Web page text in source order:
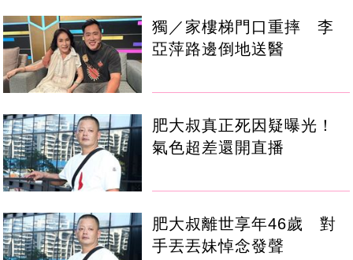
獨／家樓梯門口重摔 李
亞萍路邊倒地送醫
肥大叔真正死因疑曝光！
氣色超差還開直播
肥大叔離世享年46歲 對
手丟丟妹悼念發聲